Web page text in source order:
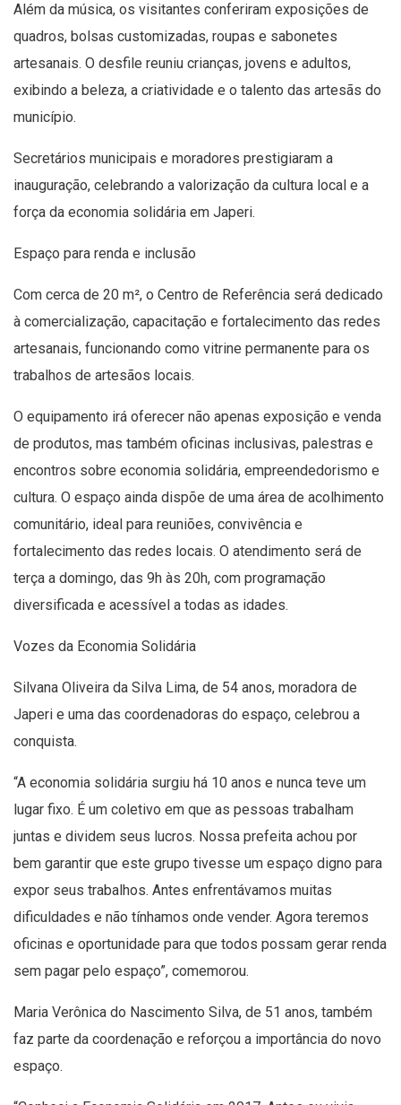
Além da música, os visitantes conferiram exposições de
quadros, bolsas customizadas, roupas e sabonetes
artesanais. O desfile reuniu crianças, jovens e adultos,
exibindo a beleza, a criatividade e o talento das artesãs do
município.
Secretários municipais e moradores prestigiaram a
inauguração, celebrando a valorização da cultura local e a
força da economia solidária em Japeri.
Espaço para renda e inclusão
Com cerca de 20 m², o Centro de Referência será dedicado
à comercialização, capacitação e fortalecimento das redes
artesanais, funcionando como vitrine permanente para os
trabalhos de artesãos locais.
O equipamento irá oferecer não apenas exposição e venda
de produtos, mas também oficinas inclusivas, palestras e
encontros sobre economia solidária, empreendedorismo e
cultura. O espaço ainda dispõe de uma área de acolhimento
comunitário, ideal para reuniões, convivência e
fortalecimento das redes locais. O atendimento será de
terça a domingo, das 9h às 20h, com programação
diversificada e acessível a todas as idades.
Vozes da Economia Solidária
Silvana Oliveira da Silva Lima, de 54 anos, moradora de
Japeri e uma das coordenadoras do espaço, celebrou a
conquista.
“A economia solidária surgiu há 10 anos e nunca teve um
lugar fixo. É um coletivo em que as pessoas trabalham
juntas e dividem seus lucros. Nossa prefeita achou por
bem garantir que este grupo tivesse um espaço digno para
expor seus trabalhos. Antes enfrentávamos muitas
dificuldades e não tínhamos onde vender. Agora teremos
oficinas e oportunidade para que todos possam gerar renda
sem pagar pelo espaço”, comemorou.
Maria Verônica do Nascimento Silva, de 51 anos, também
faz parte da coordenação e reforçou a importância do novo
espaço.